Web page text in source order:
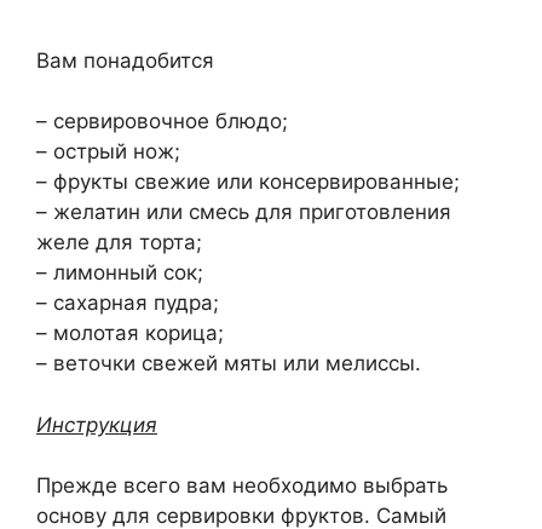
Вам понадобится
– сервировочное блюдо;
– острый нож;
– фрукты свежие или консервированные;
– желатин или смесь для приготовления
желе для торта;
– лимонный сок;
– сахарная пудра;
– молотая корица;
– веточки свежей мяты или мелиссы.
Инструкция
Прежде всего вам необходимо выбрать
основу для сервировки фруктов. Самый